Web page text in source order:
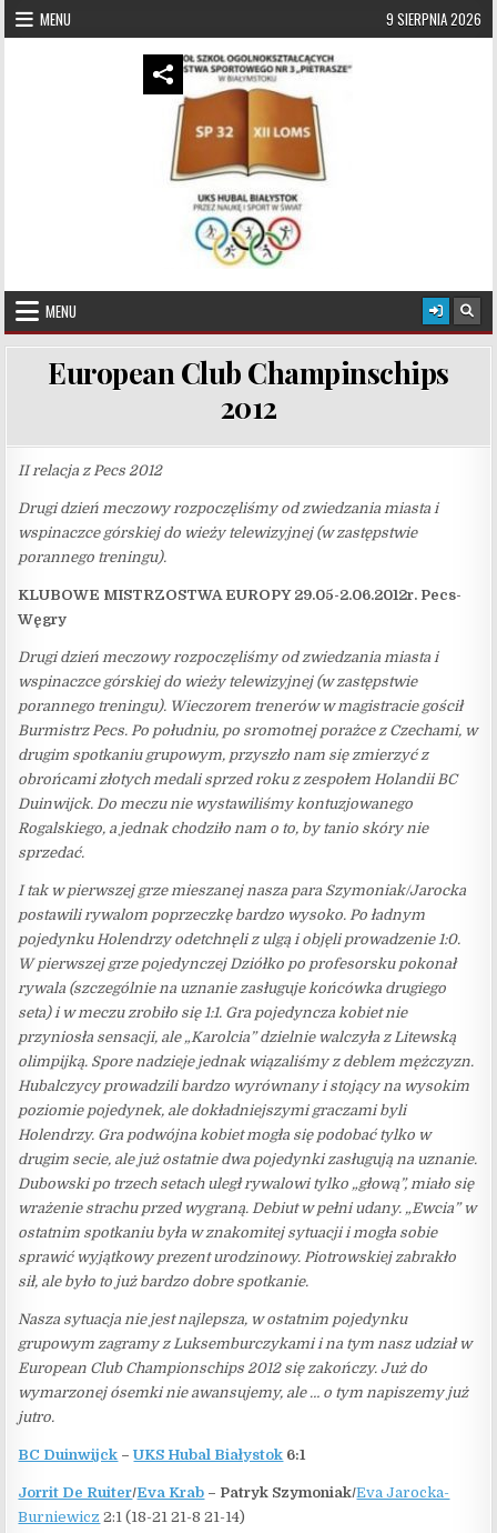
Skip to content
MENU 9 SIERPNIA 2026
UKS Hubal Białystok
MENU
European Club Champinschips
2012
II relacja z Pecs 2012
Drugi dzień meczowy rozpoczęliśmy od zwiedzania miasta i
wspinaczce górskiej do wieży telewizyjnej (w zastępstwie
porannego treningu).
KLUBOWE MISTRZOSTWA EUROPY 29.05-2.06.2012r. Pecs-
Węgry
Drugi dzień meczowy rozpoczęliśmy od zwiedzania miasta i
wspinaczce górskiej do wieży telewizyjnej (w zastępstwie
porannego treningu). Wieczorem trenerów w magistracie gościł
Burmistrz Pecs. Po południu, po sromotnej porażce z Czechami, w
drugim spotkaniu grupowym, przyszło nam się zmierzyć z
obrońcami złotych medali sprzed roku z zespołem Holandii BC
Duinwijck. Do meczu nie wystawiliśmy kontuzjowanego
Rogalskiego, a jednak chodziło nam o to, by tanio skóry nie
sprzedać.
I tak w pierwszej grze mieszanej nasza para Szymoniak/Jarocka
postawili rywalom poprzeczkę bardzo wysoko. Po ładnym
pojedynku Holendrzy odetchnęli z ulgą i objęli prowadzenie 1:0.
W pierwszej grze pojedynczej Dziółko po profesorsku pokonał
rywala (szczególnie na uznanie zasługuje końcówka drugiego
seta) i w meczu zrobiło się 1:1. Gra pojedyncza kobiet nie
przyniosła sensacji, ale „Karolcia” dzielnie walczyła z Litewską
olimpijką. Spore nadzieje jednak wiązaliśmy z deblem mężczyzn.
Hubalczycy prowadzili bardzo wyrównany i stojący na wysokim
poziomie pojedynek, ale dokładniejszymi graczami byli
Holendrzy. Gra podwójna kobiet mogła się podobać tylko w
drugim secie, ale już ostatnie dwa pojedynki zasługują na uznanie.
Dubowski po trzech setach uległ rywalowi tylko „głową”, miało się
wrażenie strachu przed wygraną. Debiut w pełni udany. „Ewcia” w
ostatnim spotkaniu była w znakomitej sytuacji i mogła sobie
sprawić wyjątkowy prezent urodzinowy. Piotrowskiej zabrakło
sił, ale było to już bardzo dobre spotkanie.
Nasza sytuacja nie jest najlepsza, w ostatnim pojedynku
grupowym zagramy z Luksemburczykami i na tym nasz udział w
European Club Championschips 2012 się zakończy. Już do
wymarzonej ósemki nie awansujemy, ale … o tym napiszemy już
jutro.
BC Duinwijck –UKS Hubal Białystok 6:1
Jorrit De Ruiter/Eva Krab – Patryk Szymoniak/Eva Jarocka-
Burniewicz 2:1 (18-21 21-8 21-14)